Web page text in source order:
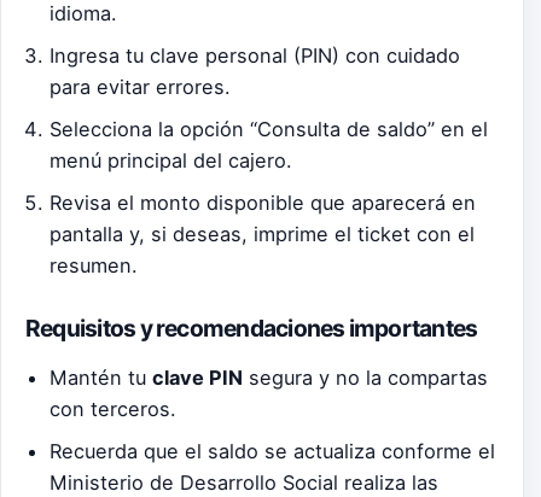
idioma.
Ingresa tu clave personal (PIN) con cuidado
para evitar errores.
Selecciona la opción “Consulta de saldo” en el
menú principal del cajero.
Revisa el monto disponible que aparecerá en
pantalla y, si deseas, imprime el ticket con el
resumen.
Requisitos y recomendaciones importantes
Mantén tuclave PIN segura y no la compartas
con terceros.
Recuerda que el saldo se actualiza conforme el
Ministerio de Desarrollo Social realiza las